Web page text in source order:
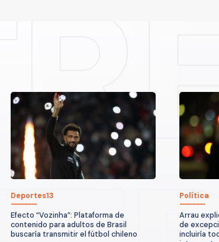
Deportes13
Efecto “Vozinha”: Plataforma de
contenido para adultos de Brasil
buscaría transmitir el fútbol chileno
Política
Arrau
de
incluiría